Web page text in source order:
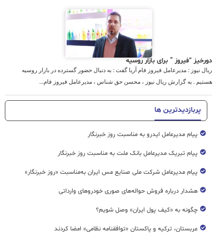
دورخیز “فیروز ” برای بازار روسيه
ریال نیوز : مدیرعامل فیروز فام آریا گفت : به دنبال حضور گسترده در بازار روسیه
هستیم . به گزارش ریال نیوز ، محسن حق شناس ، مدیرعامل فیروز فام...
پربازدیدترین ها
پیام مدیرعامل ایدرو به مناسبت روز خبرنگار
پیام تبریک مدیرعامل بانک ملت به مناسبت روز خبرنگار
پیام مدیرعامل شرکت ملی صنایع مس ایران به‌مناسبت «روز خبرنگار»
هشدار درباره فروش حواله‌های صوری خودروهای وارداتی
چگونه به «کیف پول ایران» وصل شویم؟
عربستان، ترکیه و پاکستان «توافقنامه نظامی» امضا کردند